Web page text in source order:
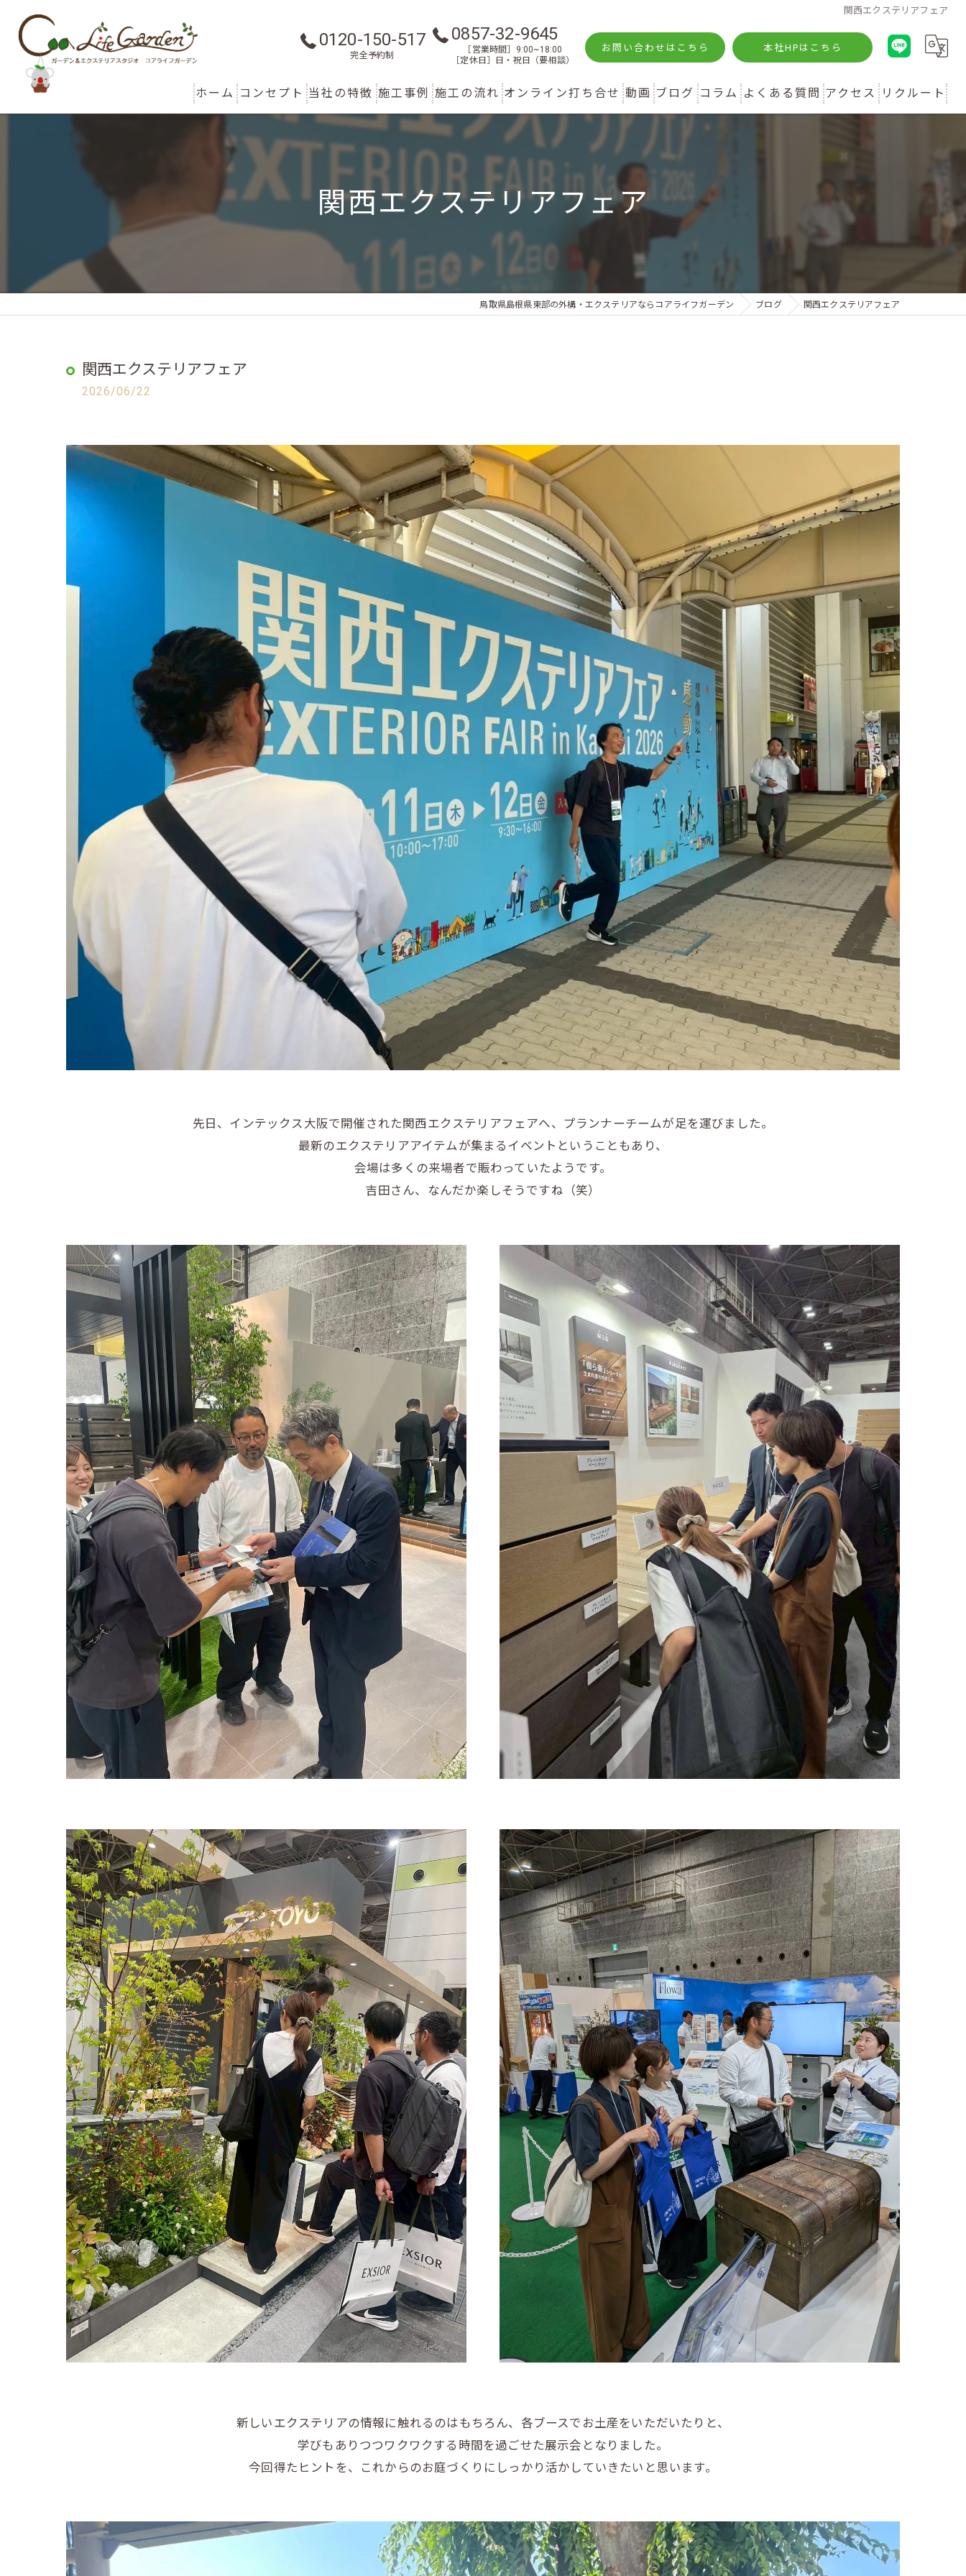
関西エクステリアフェア
0120-150-517
完全予約制
0857-32-9645
［営業時間］9:00~18:00
［定休日］日・祝日（要相談）
お問い合わせはこちら 本社HPはこちら
ホーム コンセプト
代表あいさつ
当社の特徴
新築
リフォーム
駐車スペース
施工事例 施工の流れ オンライン打ち合せ 動画 ブログ コラム よくある質問 アクセス リクルート
関西エクステリアフェア
鳥取県島根県東部の外構・エクステリアならコアライフガーデン ブログ 関西エクステリアフェア
関西エクステリアフェア
2026/06/22
先日、インテックス大阪で開催された関西エクステリアフェアへ、プランナーチームが足を運びました。
最新のエクステリアアイテムが集まるイベントということもあり、
会場は多くの来場者で賑わっていたようです。
吉田さん、なんだか楽しそうですね（笑）
新しいエクステリアの情報に触れるのはもちろん、各ブースでお土産をいただいたりと、
学びもありつつワクワクする時間を過ごせた展示会となりました。
今回得たヒントを、これからのお庭づくりにしっかり活かしていきたいと思います。